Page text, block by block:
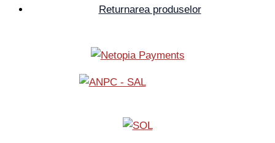
Returnarea produselor